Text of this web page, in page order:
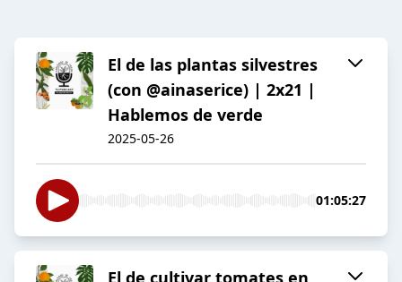
El de las plantas silvestres
(con @ainaserice) | 2x21 |
Hablemos de verde
2025-05-26
01:05:27
El de cultivar tomates en